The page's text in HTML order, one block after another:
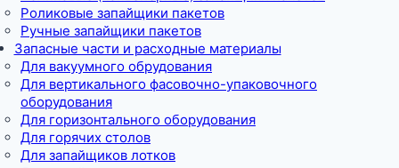
Роликовые запайщики пакетов
Ручные запайщики пакетов
Запасные части и расходные материалы
Для вакуумного обрудования
Для вертикального фасовочно-упаковочного
оборудования
Для горизонтального оборудования
Для горячих столов
Для запайщиков лотков